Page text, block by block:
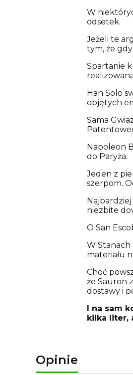
W
odsetek.
Jeżeli te
tym, że
Spartanie
Han Solo
objętych
Sama
Napoleon
do Paryża.
Jeden z
szerpom.
niezbite
O San
W
materiału
Choć
że Sauron
dostawy i
I na sam
kilka liter,
Opinie